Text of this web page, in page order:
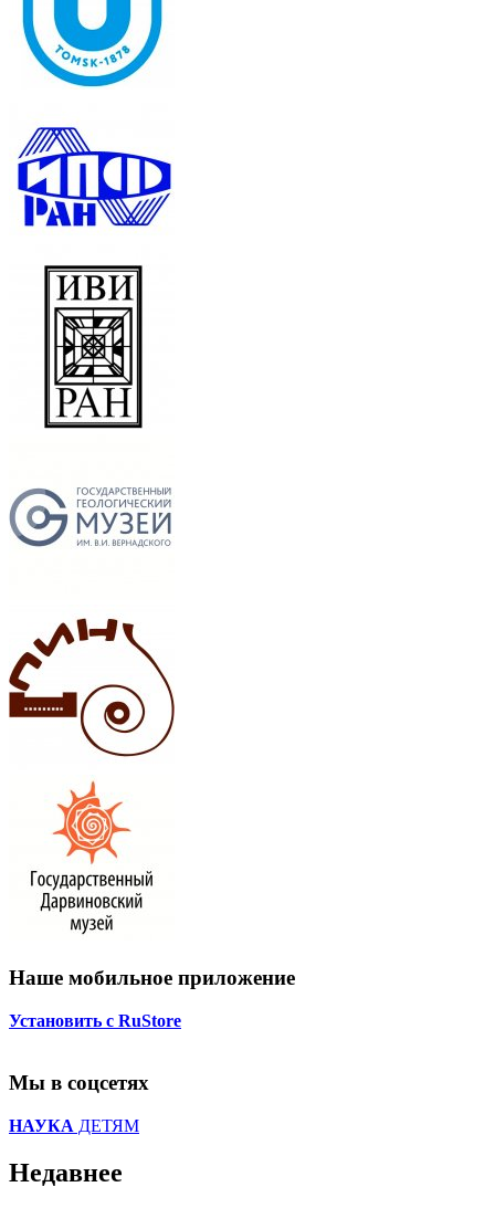
Наше мобильное приложение
Установить с RuStore
Мы в соцсетях
НАУКА ДЕТЯМ
Недавнее